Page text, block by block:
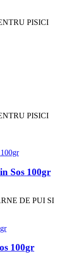
PISICI
PISICI
Sos 100gr
DE PUI SI
100gr